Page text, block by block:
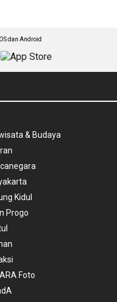
dan Android
& Budaya
Kidul
Progo
Foto